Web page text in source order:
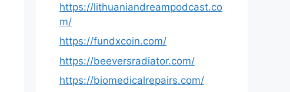
https://lithuaniandreampodcast.co
m/
https://fundxcoin.com/
https://beeversradiator.com/
https://biomedicalrepairs.com/